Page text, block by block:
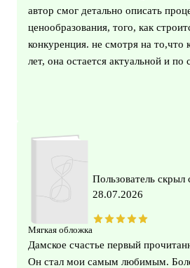
автор смог детально описать
ценообразования, того, как
конкуренция. не смотря на то,что
лет, она остается актуальной и по
Мягкая обложка
Пользователь скрыл
28.07.2026
Дамское счастье первый
Он стал мои самым любимым.